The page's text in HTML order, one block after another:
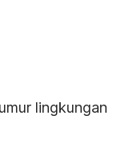
lingkungan